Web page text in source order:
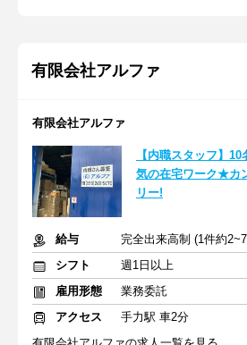
有限会社アルファ
有限会社アルファ
【内職スタッフ】
気の在宅ワーク★カ
リー!
給与
完全出来高制 (1件約
シフト
週1日以上
雇用形態
業務委託
アクセス
手力駅 車2分